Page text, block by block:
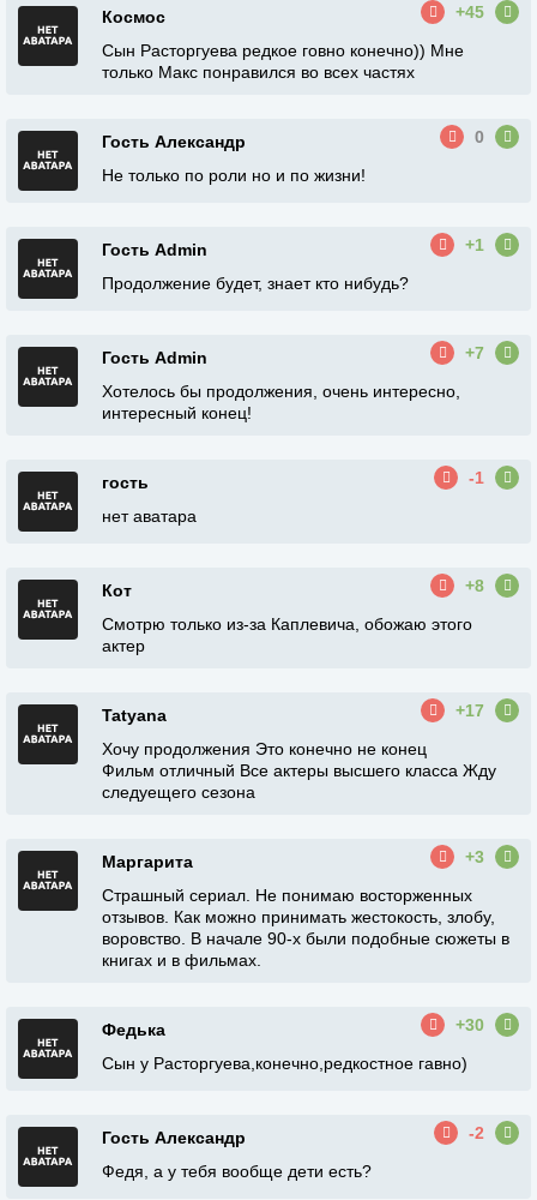
Космос
+45
Сын Расторгуева редкое говно конечно)) Мне
только Макс понравился во всех частях
Гость Александр
0
Не только по роли но и по жизни!
Гость Admin
+1
Продолжение будет, знает кто нибудь?
Гость Admin
+7
Хотелось бы продолжения, очень интересно,
интересный конец!
гость
-1
нет аватара
Кот
+8
Смотрю только из-за Каплевича, обожаю этого
актер
Tatyana
+17
Хочу продолжения Это конечно не конец
Фильм отличный Все актеры высшего класса Жду
следуещего сезона
Маргарита
+3
Страшный сериал. Не понимаю восторженных
отзывов. Как можно принимать жестокость, злобу,
воровство. В начале 90-х были подобные сюжеты в
книгах и в фильмах.
Федька
+30
Сын у Расторгуева,конечно,редкостное гавно)
Гость Александр
-2
Федя, а у тебя вообще дети есть?